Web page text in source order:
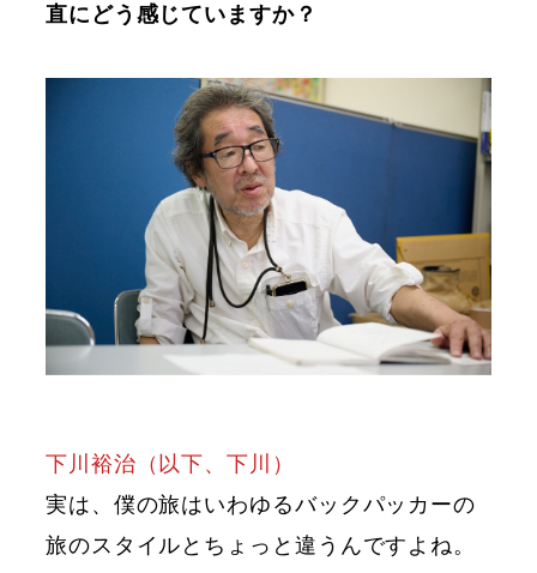
直にどう感じていますか？
下川裕治（以下、下川）
実は、僕の旅はいわゆるバックパッカーの
旅のスタイルとちょっと違うんですよね。